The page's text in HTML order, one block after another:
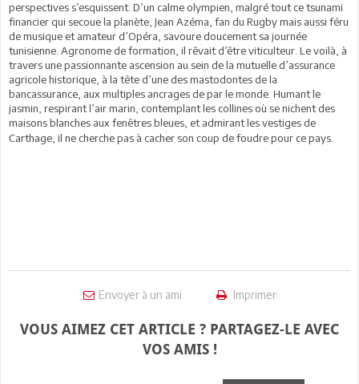
perspectives s’esquissent. D’un calme olympien, malgré tout ce tsunami
financier qui secoue la planète, Jean Azéma, fan du Rugbymais aussi féru
de musique et amateur d’Opéra, savoure doucement sa journée
tunisienne. Agronome de formation, il rêvait d’être viticulteur. Le voilà, à
travers une passionnante ascension au sein de la mutuelle d’assurance
agricole historique, à la tête d’une des mastodontes de la
bancassurance, aux multiples ancrages de par le monde. Humant le
jasmin, respirant l’air marin, contemplant les collines où se nichent des
maisons blanches aux fenêtres bleues, et admirant les vestiges de
Carthage, il ne cherche pas à cacher son coup de foudre pour ce pays.
Envoyer à un ami Imprimer
VOUS AIMEZ CET ARTICLE ? PARTAGEZ-LE AVEC
VOS AMIS !